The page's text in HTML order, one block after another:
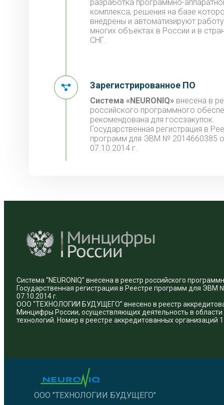
разработка программно-
комплекса, решения на базе
внедрены и автоматизируют
многих объектах в России и в
СНГ.
Зарегистрированное ПО
Система «NEURONIQ» внесена в
российского программного
рекомендована для госсзакупок.
Государственная регистрация в
программ для ЭВМ № 2014660385
07.10.2014 г.
Система “NEURONIQ” внесена в реестр российского
Государственная регистрация в Реестре программ для ЭВМ
07.10.2014 г.
ООО “ТЕХНОЛОГИИ БУДУЩЕГО” внесено в реестр
Минцифры России, осуществляющих деятельность в
технологий. Номер в реестре аккредитованных организаций
ООО "ТЕХНОЛОГИИ БУДУЩЕГО"